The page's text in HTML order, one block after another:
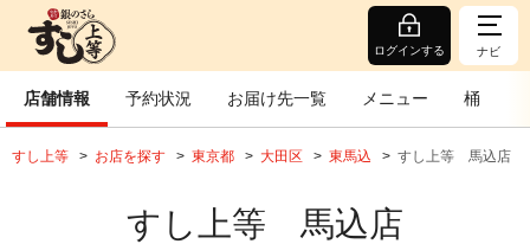
ログインする ナビ
店舗情報 予約状況 お届け先一覧 メニュー 桶
すし上等 お店を探す 東京都 大田区 東馬込 すし上等 馬込店
すし上等 馬込店